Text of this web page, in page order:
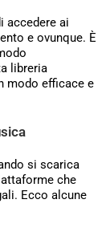
accedere ai
e ovunque. È
libreria
modo efficace e
si scarica
che
Ecco alcune